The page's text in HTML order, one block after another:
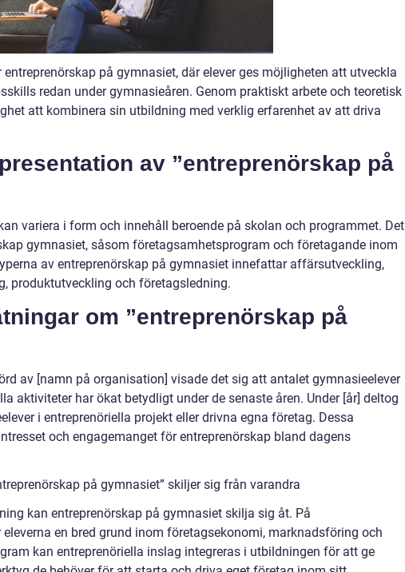
på gymnasiet, där elever ges möjligheten att utveckla
redan under gymnasieåren. Genom praktiskt arbete och teoretisk
att kombinera sin utbildning med verklig erfarenhet av att driva
av ”entreprenörskap på
variera i form och innehåll beroende på skolan och programmet. Det
gymnasiet, såsom företagsamhetsprogram och företagande inom
av entreprenörskap på gymnasiet innefattar affärsutveckling,
produktutveckling och företagsledning.
om ”entreprenörskap på
av [namn på organisation] visade det sig att antalet gymnasieelever
aktiviteter har ökat betydligt under de senaste åren. Under [år] deltog
i entreprenöriella projekt eller drivna egna företag. Dessa
och engagemanget för entreprenörskap bland dagens
på gymnasiet” skiljer sig från varandra
kan entreprenörskap på gymnasiet skilja sig åt. På
en bred grund inom företagsekonomi, marknadsföring och
kan entreprenöriella inslag integreras i utbildningen för att ge